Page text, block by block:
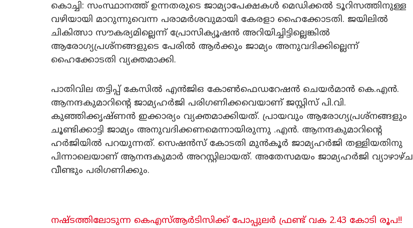
കൊച്ചി: സംസ്ഥാനത്ത് ഉന്നതരുടെ ജാമ്യാപേക്ഷകൾ മെഡിക്കൽ ടൂറിസത്തിനുള്ള
വഴിയായി മാറുന്നുവെന്ന പരാമർശവുമായി കേരളാ ഹൈക്കോടതി. ജയിലിൽ
ചികിത്സാ സൗകര്യമില്ലെന്ന് പ്രോസിക്യൂഷൻ അറിയിച്ചിട്ടില്ലെങ്കിൽ
ആരോഗ്യപ്രശ്നങ്ങളുടെ പേരിൽ ആർക്കും ജാമ്യം അനുവദിക്കില്ലെന്ന്
ഹൈക്കോടതി വ്യക്തമാക്കി.
പാതിവില തട്ടിപ്പ് കേസിൽ എൻജിഒ കോൺഫെഡറേഷൻ ചെയർമാൻ കെ.എൻ.
ആനന്ദകുമാറിന്റെ ജാമ്യഹർജി പരിഗണിക്കവെയാണ് ജസ്റ്റിസ് പി.വി.
കുഞ്ഞിക്കൃഷ്ണൻ ഇക്കാര്യം വ്യക്തമാക്കിയത്. പ്രായവും ആരോഗ്യപ്രശ്നങ്ങളും
ചൂണ്ടിക്കാട്ടി ജാമ്യം അനുവദിക്കണമെന്നായിരുന്നു .എൻ. ആനന്ദകുമാറിന്റെ
ഹർജിയിൽ പറയുന്നത്. സെഷൻസ് കോടതി മുൻകൂർ ജാമ്യഹർജി തള്ളിയതിനു
പിന്നാലെയാണ് ആനന്ദകുമാർ അറസ്റ്റിലായത്. അതേസമയം ജാമ്യഹർജി വ്യാഴാഴ്ച
വീണ്ടും പരിഗണിക്കും.
നഷ്ടത്തിലോടുന്ന കെഎസ്ആർടിസിക്ക് പോപ്പുലർ ഫ്രണ്ട് വക 2.43 കോടി രൂപ!!